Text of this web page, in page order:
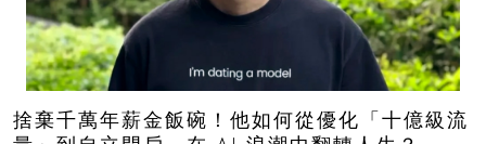
捨棄千萬年薪金飯碗！他如何從優化「十億級流